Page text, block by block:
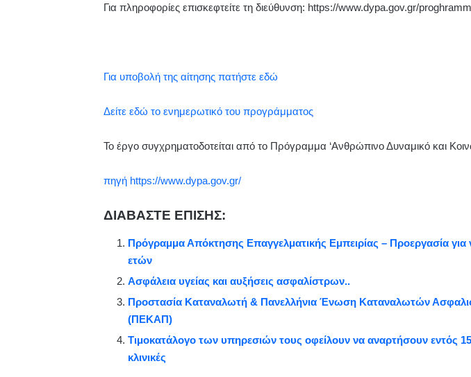
Για πληροφορίες επισκεφτείτε τη διεύθυνση: https://www.dypa.gov.gr/
Για υποβολή της αίτησης πατήστε εδώ
Δείτε εδώ το ενημερωτικό του προγράμματος
Το έργο συγχρηματοδοτείται από το Πρόγραμμα ‘Ανθρώπινο Δυναμικό και
πηγή https://www.dypa.gov.gr/
ΔΙΑΒΑΣΤΕ ΕΠΙΣΗΣ:
Πρόγραμμα Απόκτησης Επαγγελματικής Εμπειρίας – Προεργασία για
ετών
Ασφάλεια υγείας και αυξήσεις ασφαλίστρων..
Προστασία Καταναλωτή & Πανελλήνια Ένωση Καταναλωτών
(ΠΕΚΑΠ)
Τιμοκατάλογο των υπηρεσιών τους οφείλουν να αναρτήσουν εντός
κλινικές